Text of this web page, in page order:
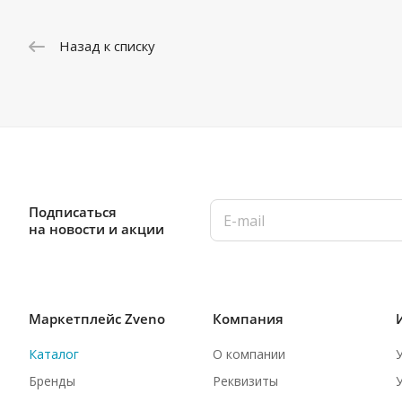
Назад к списку
Подписаться
на новости и акции
Маркетплейс Zveno
Каталог
Бренды
Компания
О компании
Реквизиты